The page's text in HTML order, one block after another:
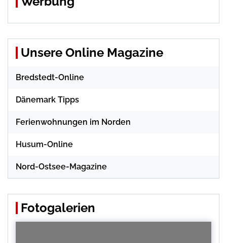
Unsere Online Magazine
Bredstedt-Online
Dänemark Tipps
Ferienwohnungen im Norden
Husum-Online
Nord-Ostsee-Magazine
Fotogalerien